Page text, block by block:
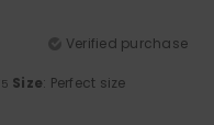
Verified purchase
Size: Perfect size